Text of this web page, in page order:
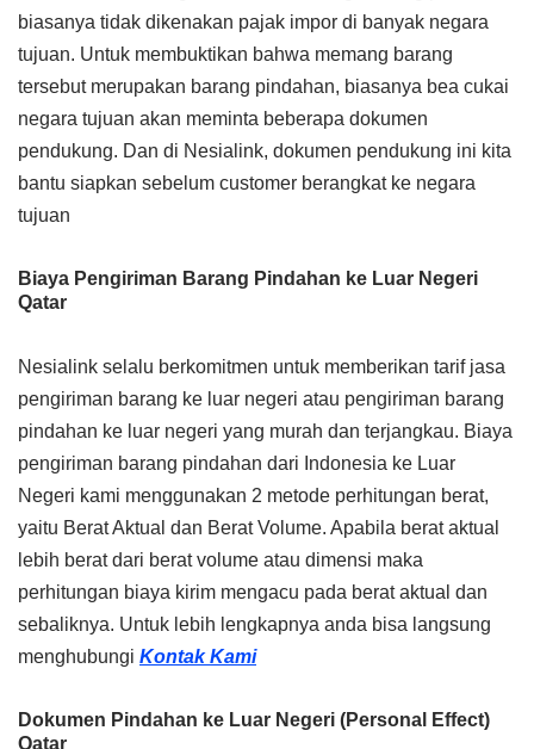
biasanya tidak dikenakan pajak impor di banyak negara
tujuan. Untuk membuktikan bahwa memang barang
tersebut merupakan barang pindahan, biasanya bea cukai
negara tujuan akan meminta beberapa dokumen
pendukung. Dan di Nesialink, dokumen pendukung ini kita
bantu siapkan sebelum customer berangkat ke negara
tujuan
Biaya Pengiriman Barang Pindahan ke Luar Negeri
Qatar
Nesialink selalu berkomitmen untuk memberikan tarif jasa
pengiriman barang ke luar negeri atau pengiriman barang
pindahan ke luar negeri yang murah dan terjangkau. Biaya
pengiriman barang pindahan dari Indonesia ke Luar
Negeri kami menggunakan 2 metode perhitungan berat,
yaitu Berat Aktual dan Berat Volume. Apabila berat aktual
lebih berat dari berat volume atau dimensi maka
perhitungan biaya kirim mengacu pada berat aktual dan
sebaliknya. Untuk lebih lengkapnya anda bisa langsung
menghubungi Kontak Kami
Dokumen Pindahan ke Luar Negeri (Personal Effect)
Qatar